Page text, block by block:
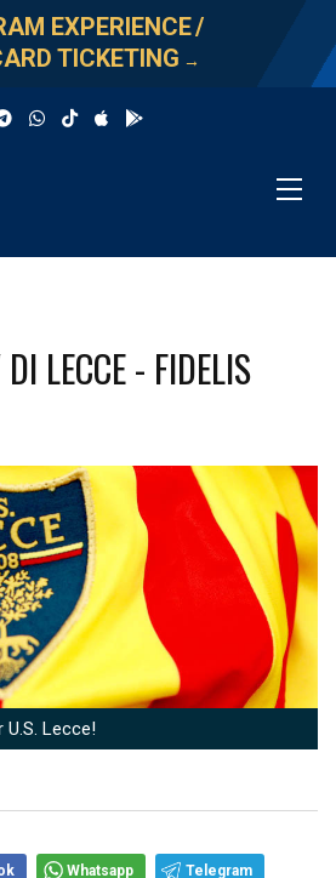
EXPERIENCE/
TICKETING →
LECCE - FIDELIS
Lecce!
Whatsapp Telegram